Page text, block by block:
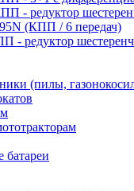
- редуктор
(КПП / 6 передач)
- редуктор
(пилы,